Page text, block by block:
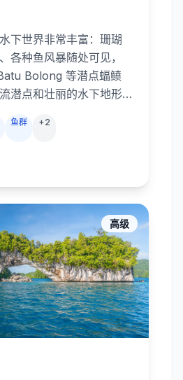
下世界非常丰富：珊瑚
各种鱼风暴随处可见，
Bolong 等潜点蝠鲼
潜点和壮丽的水下地形
店还提供2潜+科莫多龙
鱼群 +2
高级